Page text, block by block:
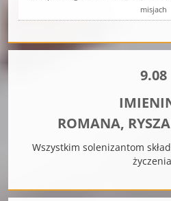
misjach
9.08
ROMANA,
Wszystkim solenizantom